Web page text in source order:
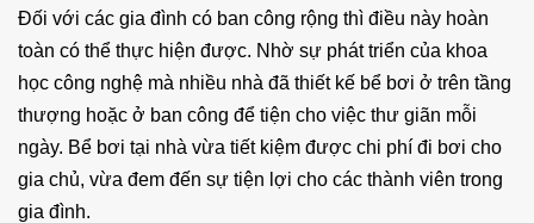
Đối với các gia đình có ban công rộng thì điều này hoàn
toàn có thể thực hiện được. Nhờ sự phát triển của khoa
học công nghệ mà nhiều nhà đã thiết kế bể bơi ở trên tầng
thượng hoặc ở ban công để tiện cho việc thư giãn mỗi
ngày. Bể bơi tại nhà vừa tiết kiệm được chi phí đi bơi cho
gia chủ, vừa đem đến sự tiện lợi cho các thành viên trong
gia đình.